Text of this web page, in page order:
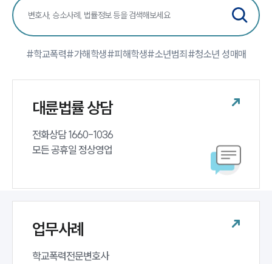
#학교폭력#가해학생#피해학생#소년범죄 #청소년 성매매
대륜법률 상담
전화상담 1660-1036
모든 공휴일 정상영업
업무사례
학교폭력전문변호사